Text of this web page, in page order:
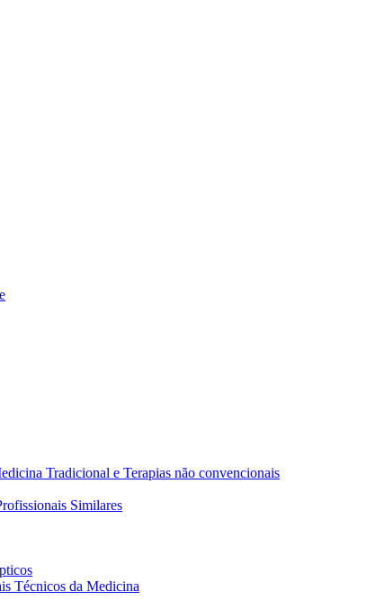
Tradicional e Terapias não convencionais
Similares
Técnicos da Medicina